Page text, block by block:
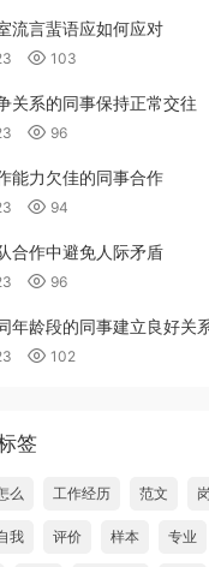
流言蜚语应如何应对
103
关系的同事保持正常交往
96
能力欠佳的同事合作
94
合作中避免人际矛盾
96
年龄段的同事建立良好关
102
签
么 工作经历 范文
我 评价 样本 专业